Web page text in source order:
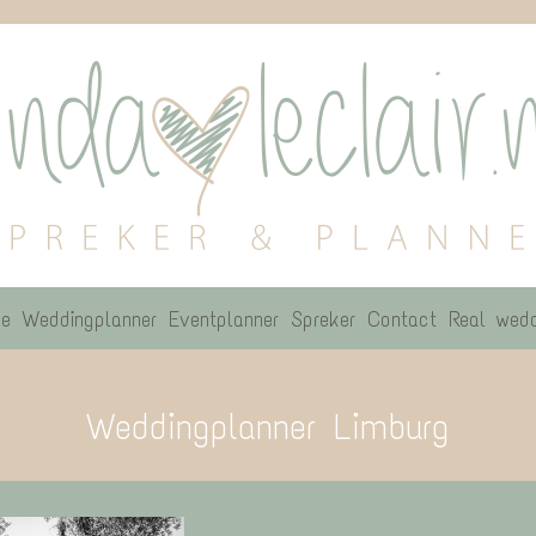
Weddingplanner Eventplanner Spreker Contact Real
Weddingplanner Limburg